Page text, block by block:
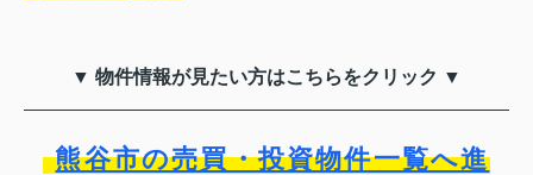
▼ 物件情報が見たい方はこちらをクリック ▼
熊谷市の売買・投資物件一覧へ進